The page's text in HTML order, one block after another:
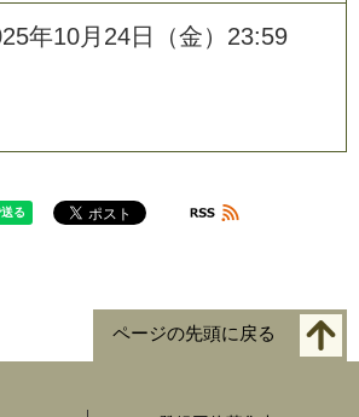
年10月24日（金）23:59
ページの先頭に戻る